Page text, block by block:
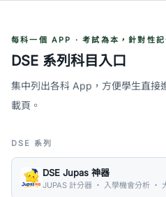
每科一個 APP · 考試為本，針對性記
DSE 系列科目入口
集中列出各科 App，方便學生直接
載頁。
DSE 系列
DSE Jupas 神器
JUPAS 計分器 ・ 入學機會分析 ・